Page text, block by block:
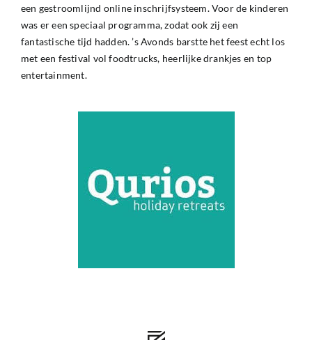
een gestroomlijnd online inschrijfsysteem. Voor de kinderen
was er een speciaal programma, zodat ook zij een
fantastische tijd hadden. ’s Avonds barstte het feest echt los
met een festival vol foodtrucks, heerlijke drankjes en top
entertainment.